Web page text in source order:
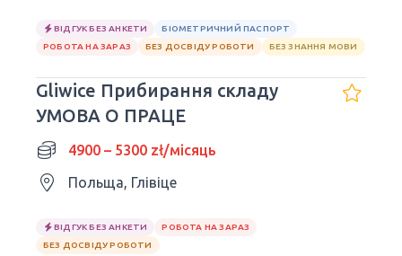
ВІДГУК БЕЗ АНКЕТИ
БІОМЕТРИЧНИЙ ПАСПОРТ
РОБОТА НА ЗАРАЗ
БЕЗ ДОСВІДУ РОБОТИ БЕЗ ЗНАННЯ МОВИ
Gliwice Прибирання складу
УМОВА О ПРАЦЕ
4900 – 5300 zł/місяць
Польща, Глівіце
ВІДГУК БЕЗ АНКЕТИ
РОБОТА НА ЗАРАЗ
БЕЗ ДОСВІДУ РОБОТИ